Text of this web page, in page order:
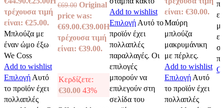
τρέχουσα τιμή
είναι: €25.00.
Μπλούζα με
έναν ώμο έξω
We Coss
Add to wishlist
Επιλογή Αυτό
το προϊόν έχει
πολλαπλές
€69.00 Original
price was:
€69.00.€39.00Η
τρέχουσα τιμή
είναι: €39.00.
Κερδίζετε:
€30.00 43%
Add to wishlist
Επιλογή Αυτό το
προϊόν έχει
πολλαπλές
παραλλαγές. Οι
επιλογές
μπορούν να
επιλεγούν στη
σελίδα του
είναι: €30.00.
Μαύρη
μπλούζα
μακρυμάνικη
με πέρλες.
Add to wishlist
Επιλογή Αυτό
το προϊόν έχει
πολλαπλές